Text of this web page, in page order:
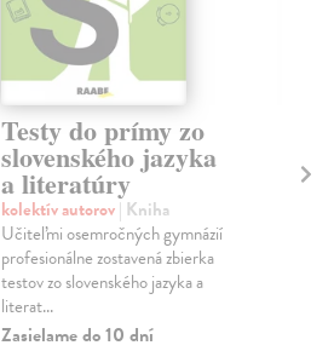
Testy do prímy zo
slovenského jazyka
a literatúry
kolektív autorov| Kniha
Učiteľmi osemročných gymnázií
profesionálne zostavená zbierka
testov zo slovenského jazyka a
literat...
Zasielame do 10 dní